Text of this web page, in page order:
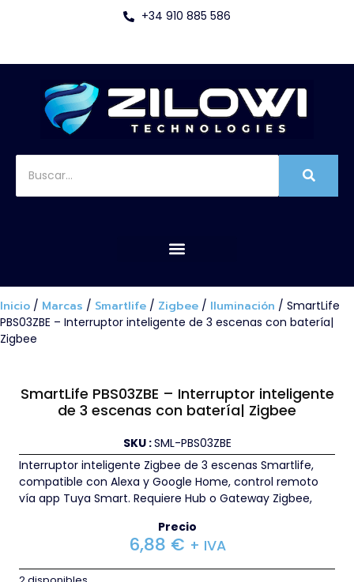
+34 910 885 586
Inicio / Marcas / Smartlife / Zigbee / Iluminación / SmartLife
PBS03ZBE – Interruptor inteligente de 3 escenas con batería|
Zigbee
SmartLife PBS03ZBE – Interruptor inteligente
de 3 escenas con batería| Zigbee
SKU :SML-PBS03ZBE
Interruptor inteligente Zigbee de 3 escenas Smartlife,
compatible con Alexa y Google Home, control remoto
vía app Tuya Smart. Requiere Hub o Gateway Zigbee,
Precio
6,88 € + IVA